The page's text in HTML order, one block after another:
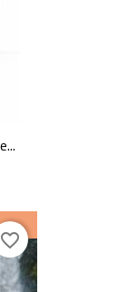
favorite_border